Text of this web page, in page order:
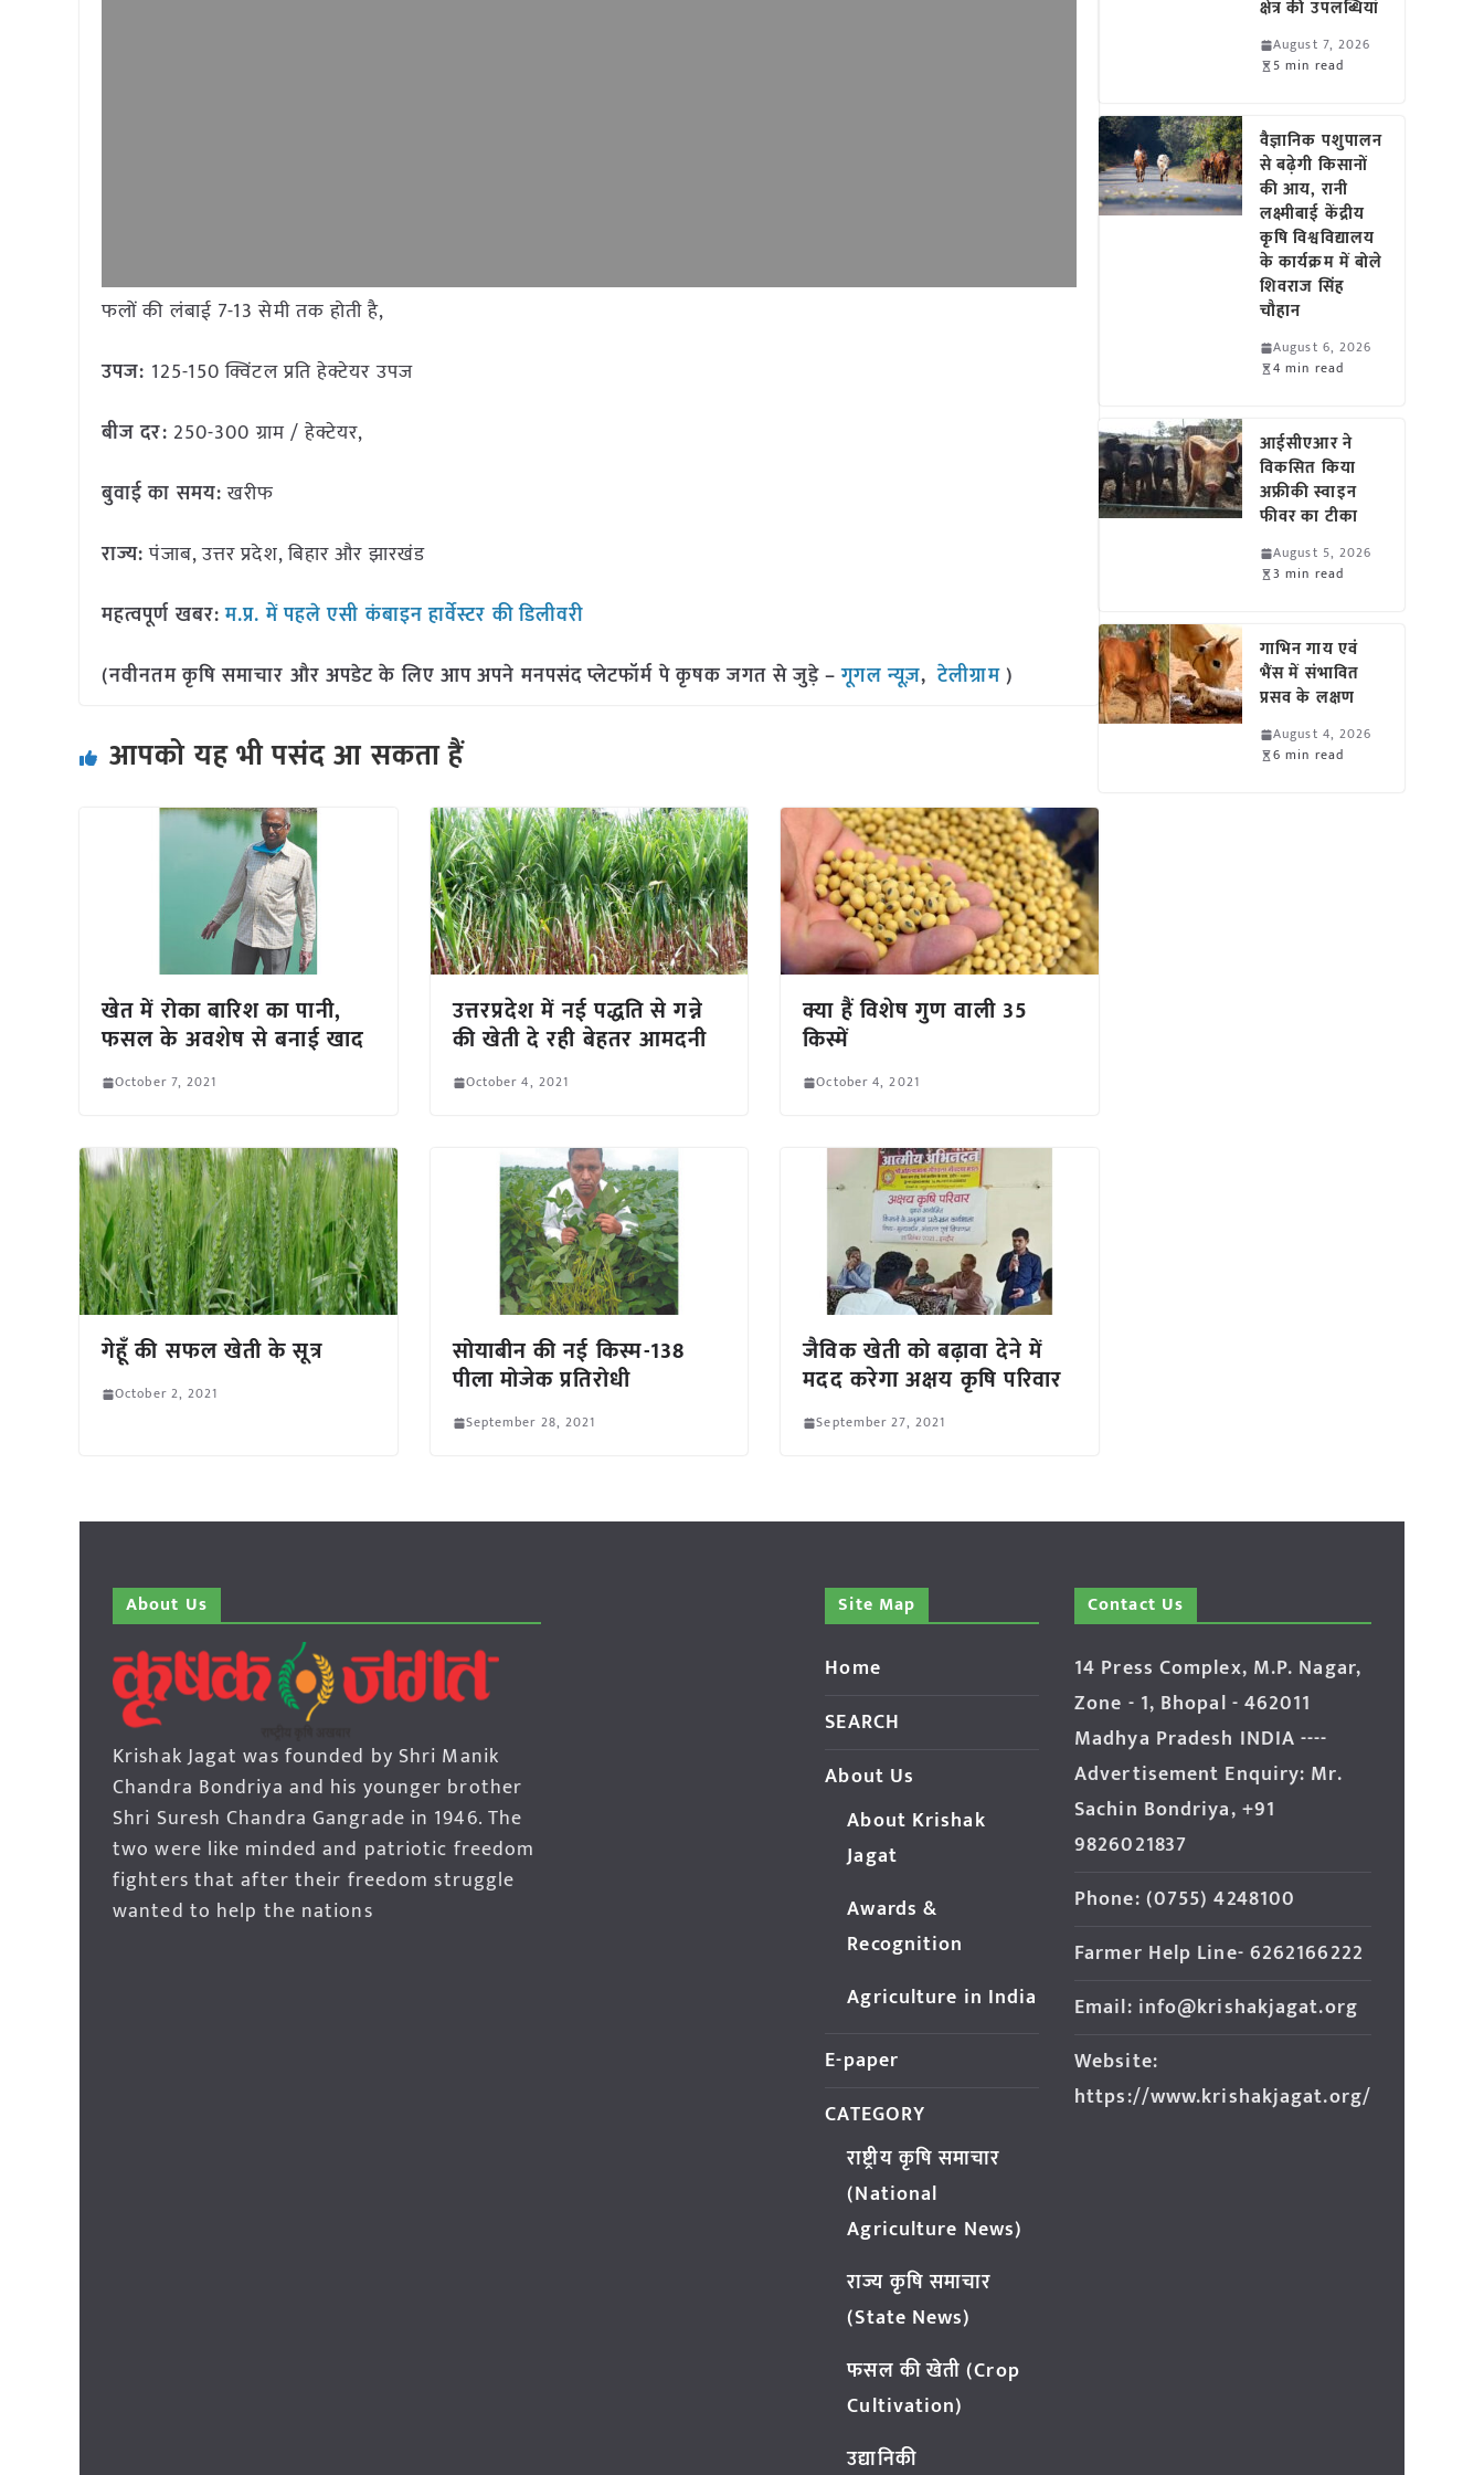
फलों की लंबाई 7-13 सेमी तक होती है,
उपज: 125-150 क्विंटल प्रति हेक्टेयर उपज
बीज दर: 250-300 ग्राम / हेक्टेयर,
बुवाई का समय:खरीफ
राज्य:पंजाब, उत्तर प्रदेश, बिहार और झारखंड
महत्वपूर्ण खबर:म.प्र. में पहले एसी कंबाइन हार्वेस्टर की डिलीवरी
(नवीनतम कृषि समाचार और अपडेट के लिए आप अपने मनपसंद प्लेटफॉर्म पे कृषक जगत से जुड़े –गूगल न्यूज़,टेलीग्राम)
आपको यह भी पसंद आ सकता हैं
खेत में रोका बारिश का पानी,
फसल के अवशेष से बनाई खाद
October 7, 2021
उत्तरप्रदेश में नई पद्धति से गन्ने
की खेती दे रही बेहतर आमदनी
October 4, 2021
क्या हैं विशेष गुण वाली 35
किस्में
October 4, 2021
गेहूँ की सफल खेती के सूत्र
October 2, 2021
सोयाबीन की नई किस्म-138
पीला मोजेक प्रतिरोधी
September 28, 2021
जैविक खेती को बढ़ावा देने में
मदद करेगा अक्षय कृषि परिवार
September 27, 2021
क्षेत्र की उपलब्धियां
August 7, 2026
5 min read
वैज्ञानिक पशुपालन
से बढ़ेगी किसानों
की आय, रानी
लक्ष्मीबाई केंद्रीय
कृषि विश्वविद्यालय
के कार्यक्रम में बोले
शिवराज सिंह
चौहान
August 6, 2026
4 min read
आईसीएआर ने
विकसित किया
अफ्रीकी स्वाइन
फीवर का टीका
August 5, 2026
3 min read
गाभिन गाय एवं
भैंस में संभावित
प्रसव के लक्षण
August 4, 2026
6 min read
About Us
Krishak Jagat was founded by Shri Manik
Chandra Bondriya and his younger brother
Shri Suresh Chandra Gangrade in 1946. The
two were like minded and patriotic freedom
fighters that after their freedom struggle
wanted to help the nations
Site Map
Home
SEARCH
About Us
About Krishak
Jagat
Awards &
Recognition
Agriculture in India
E-paper
CATEGORY
राष्ट्रीय कृषि समाचार
(National
Agriculture News)
राज्य कृषि समाचार
(State News)
फसल की खेती (Crop
Cultivation)
उद्यानिकी
Contact Us
14 Press Complex, M.P. Nagar,
Zone - 1, Bhopal - 462011
Madhya Pradesh INDIA ----
Advertisement Enquiry: Mr.
Sachin Bondriya, +91
9826021837
Phone: (0755) 4248100
Farmer Help Line- 6262166222
Email: info@krishakjagat.org
Website:
https://www.krishakjagat.org/